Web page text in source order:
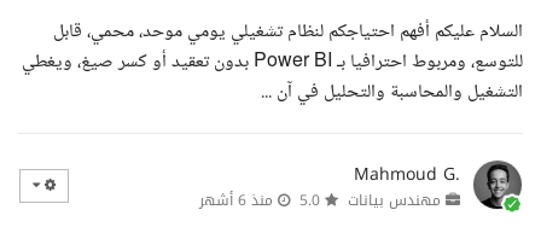
السلام عليكم أفهم احتياجكم لنظام تشغيلي يومي موحد، محمي، قابل
للتوسع، ومربوط احترافيا بـ Power BI بدون تعقيد أو كسر صيغ، ويغطي
التشغيل والمحاسبة والتحليل في آن ...
Mahmoud G.
مهندس بيانات منذ 6 أشهر